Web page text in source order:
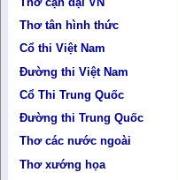
Thơ tân hình thức
Cổ thi Việt Nam
Đường thi Việt Nam
Cổ Thi Trung Quốc
Đường thi Trung Quốc
Thơ các nước ngoài
Thơ xướng họa